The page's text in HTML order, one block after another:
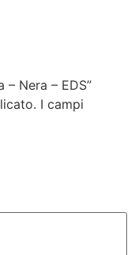
– Nera – EDS”
I campi